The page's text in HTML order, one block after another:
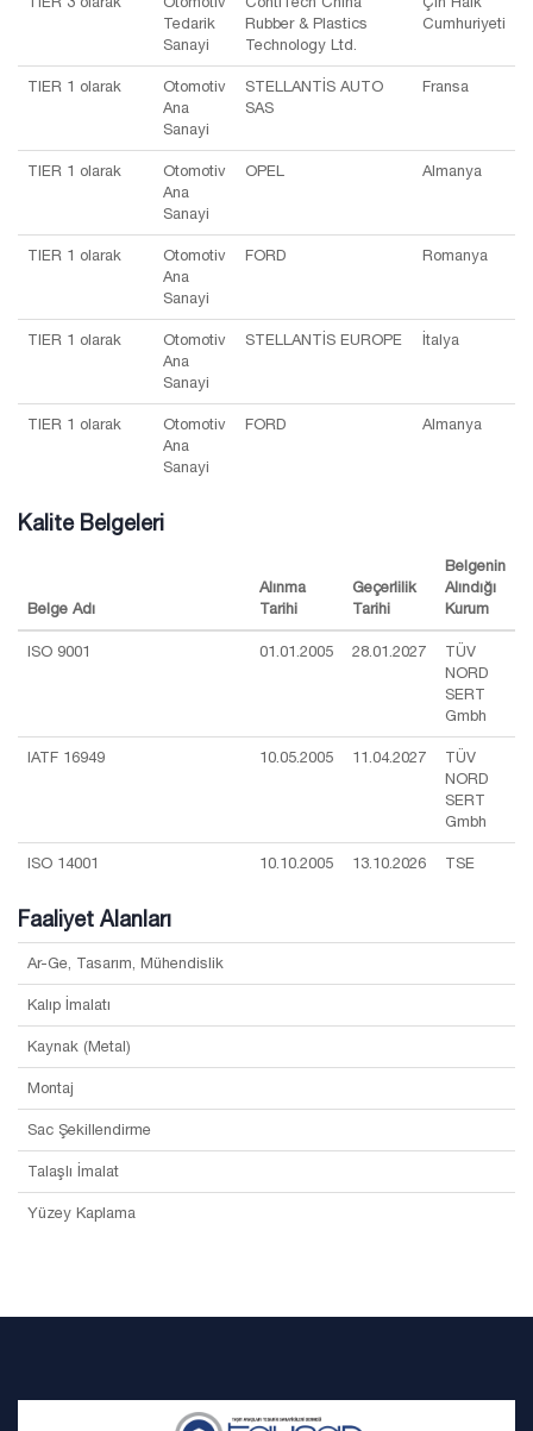
Tedarik
Sanayi
Rubber & Plastics
Technology Ltd.
Cumhuriyeti
TIER 1 olarak
Otomotiv
Ana
Sanayi
STELLANTİS AUTO
SAS
Fransa
TIER 1 olarak
Otomotiv
Ana
Sanayi
OPEL Almanya
TIER 1 olarak
Otomotiv
Ana
Sanayi
FORD Romanya
TIER 1 olarak
Otomotiv
Ana
Sanayi
STELLANTİS EUROPE İtalya
TIER 1 olarak
Otomotiv
Ana
Sanayi
FORD Almanya
Kalite Belgeleri
Belge Adı
Alınma
Tarihi
Geçerlilik
Tarihi
Belgenin
Alındığı
Kurum
ISO 9001 01.01.2005 28.01.2027
TÜV
NORD
SERT
Gmbh
IATF 16949 10.05.2005 11.04.2027
TÜV
NORD
SERT
Gmbh
ISO 14001 10.10.2005 13.10.2026 TSE
Faaliyet Alanları
Ar-Ge, Tasarım, Mühendislik
Kalıp İmalatı
Kaynak (Metal)
Montaj
Sac Şekillendirme
Talaşlı İmalat
Yüzey Kaplama